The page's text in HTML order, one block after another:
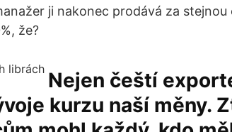
ji nakonec prodává za
že?
Nejen čeští
kurzu naší měny.